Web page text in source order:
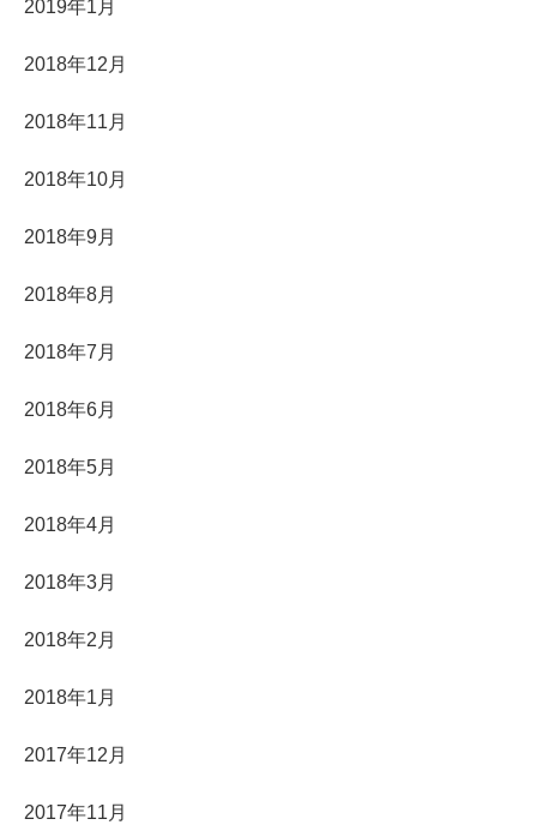
2019年1月
2018年12月
2018年11月
2018年10月
2018年9月
2018年8月
2018年7月
2018年6月
2018年5月
2018年4月
2018年3月
2018年2月
2018年1月
2017年12月
2017年11月